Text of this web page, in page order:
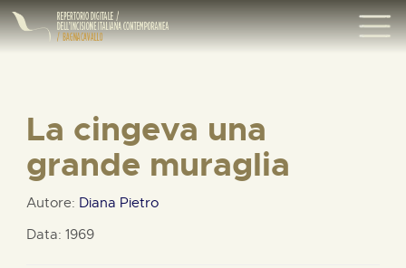
La cingeva una
grande muraglia
Autore: Diana Pietro
Data: 1969